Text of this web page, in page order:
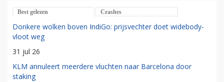
Best gelezen Crashes
Donkere wolken boven IndiGo: prijsvechter doet widebody-
vloot weg
31 jul 26
KLM annuleert meerdere vluchten naar Barcelona door
staking